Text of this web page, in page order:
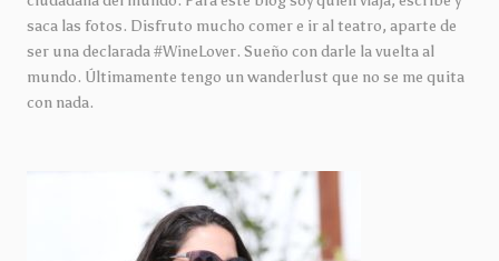
saca las fotos. Disfruto mucho comer e ir al teatro, aparte de
ser una declarada #WineLover. Sueño con darle la vuelta al
mundo. Últimamente tengo un wanderlust que no se me quita
con nada.